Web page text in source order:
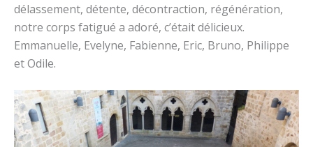
délassement, détente, décontraction, régénération,
notre corps fatigué a adoré, c’était délicieux.
Emmanuelle, Evelyne, Fabienne, Eric, Bruno, Philippe
et Odile.